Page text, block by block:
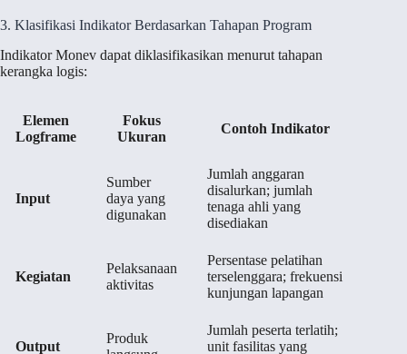
3. Klasifikasi Indikator Berdasarkan Tahapan Program
Indikator Monev dapat diklasifikasikan menurut tahapan
kerangka logis:
Elemen
Logframe
Fokus
Ukuran
Contoh Indikator
Input
Sumber
daya yang
digunakan
Jumlah anggaran
disalurkan; jumlah
tenaga ahli yang
disediakan
Kegiatan
Pelaksanaan
aktivitas
Persentase pelatihan
terselenggara; frekuensi
kunjungan lapangan
Output
Produk
Jumlah peserta terlatih;
unit fasilitas yang